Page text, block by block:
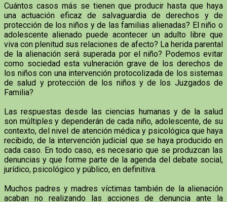
Cuántos casos más se tienen que producir hasta que haya
una actuación eficaz de salvaguardia de derechos y de
protección de los niños y de las familias alienadas? El niño o
adolescente alienado puede acontecer un adulto libre que
viva con plenitud sus relaciones de afecto? La herida parental
de la alienación será superada por el niño? Podemos evitar
como sociedad esta vulneración grave de los derechos de
los niños con una intervención protocolizada de los sistemas
de salud y protección de los niños y de los Juzgados de
Familia?
Las respuestas desde las ciencias humanas y de la salud
son múltiples y dependerán de cada niño, adolescente, de su
contexto, del nivel de atención médica y psicológica que haya
recibido, de la intervención judicial que se haya producido en
cada caso. En todo caso, es necesario que se produzcan las
denuncias y que forme parte de la agenda del debate social,
jurídico, psicológico y público, en definitiva.
Muchos padres y madres víctimas también de la alienación
acaban no realizando las acciones de denuncia ante la